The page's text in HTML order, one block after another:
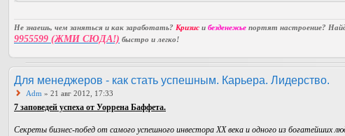
Не знаешь, чем заняться и как заработать? Кризис и безденежье портят настроение?
9955599 (ЖМИ СЮДА!) быстро и легко!
Для менеджеров - как стать успешным. Карьера. Лидерство.
Adm » 21 авг 2012, 17:33
7 заповедей успеха от Уоррена Баффета.
Секреты бизнес-побед от самого успешного инвестора ХХ века и одного из богатейших